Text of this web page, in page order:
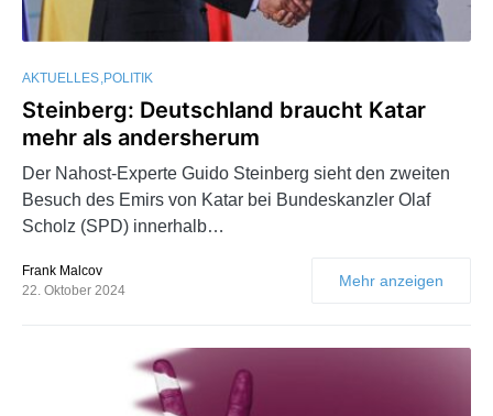
AKTUELLES POLITIK
Steinberg: Deutschland braucht Katar
mehr als andersherum
Der Nahost-Experte Guido Steinberg sieht den zweiten
Besuch des Emirs von Katar bei Bundeskanzler Olaf
Scholz (SPD) innerhalb…
Frank Malcov
22. Oktober 2024
Mehr anzeigen